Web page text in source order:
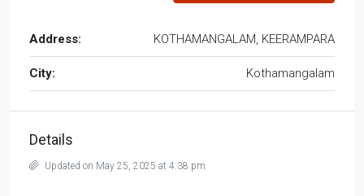
Address: KOTHAMANGALAM, KEERAMPARA
City: Kothamangalam
Details
Updated on May 25, 2025 at 4:38 pm